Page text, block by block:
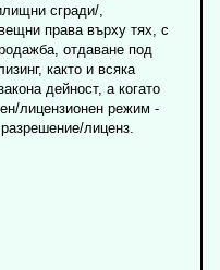
сгради/,
права върху тях, с
отдаване под
както и всяка
дейност, а когато
лицензионен режим -
лиценз.